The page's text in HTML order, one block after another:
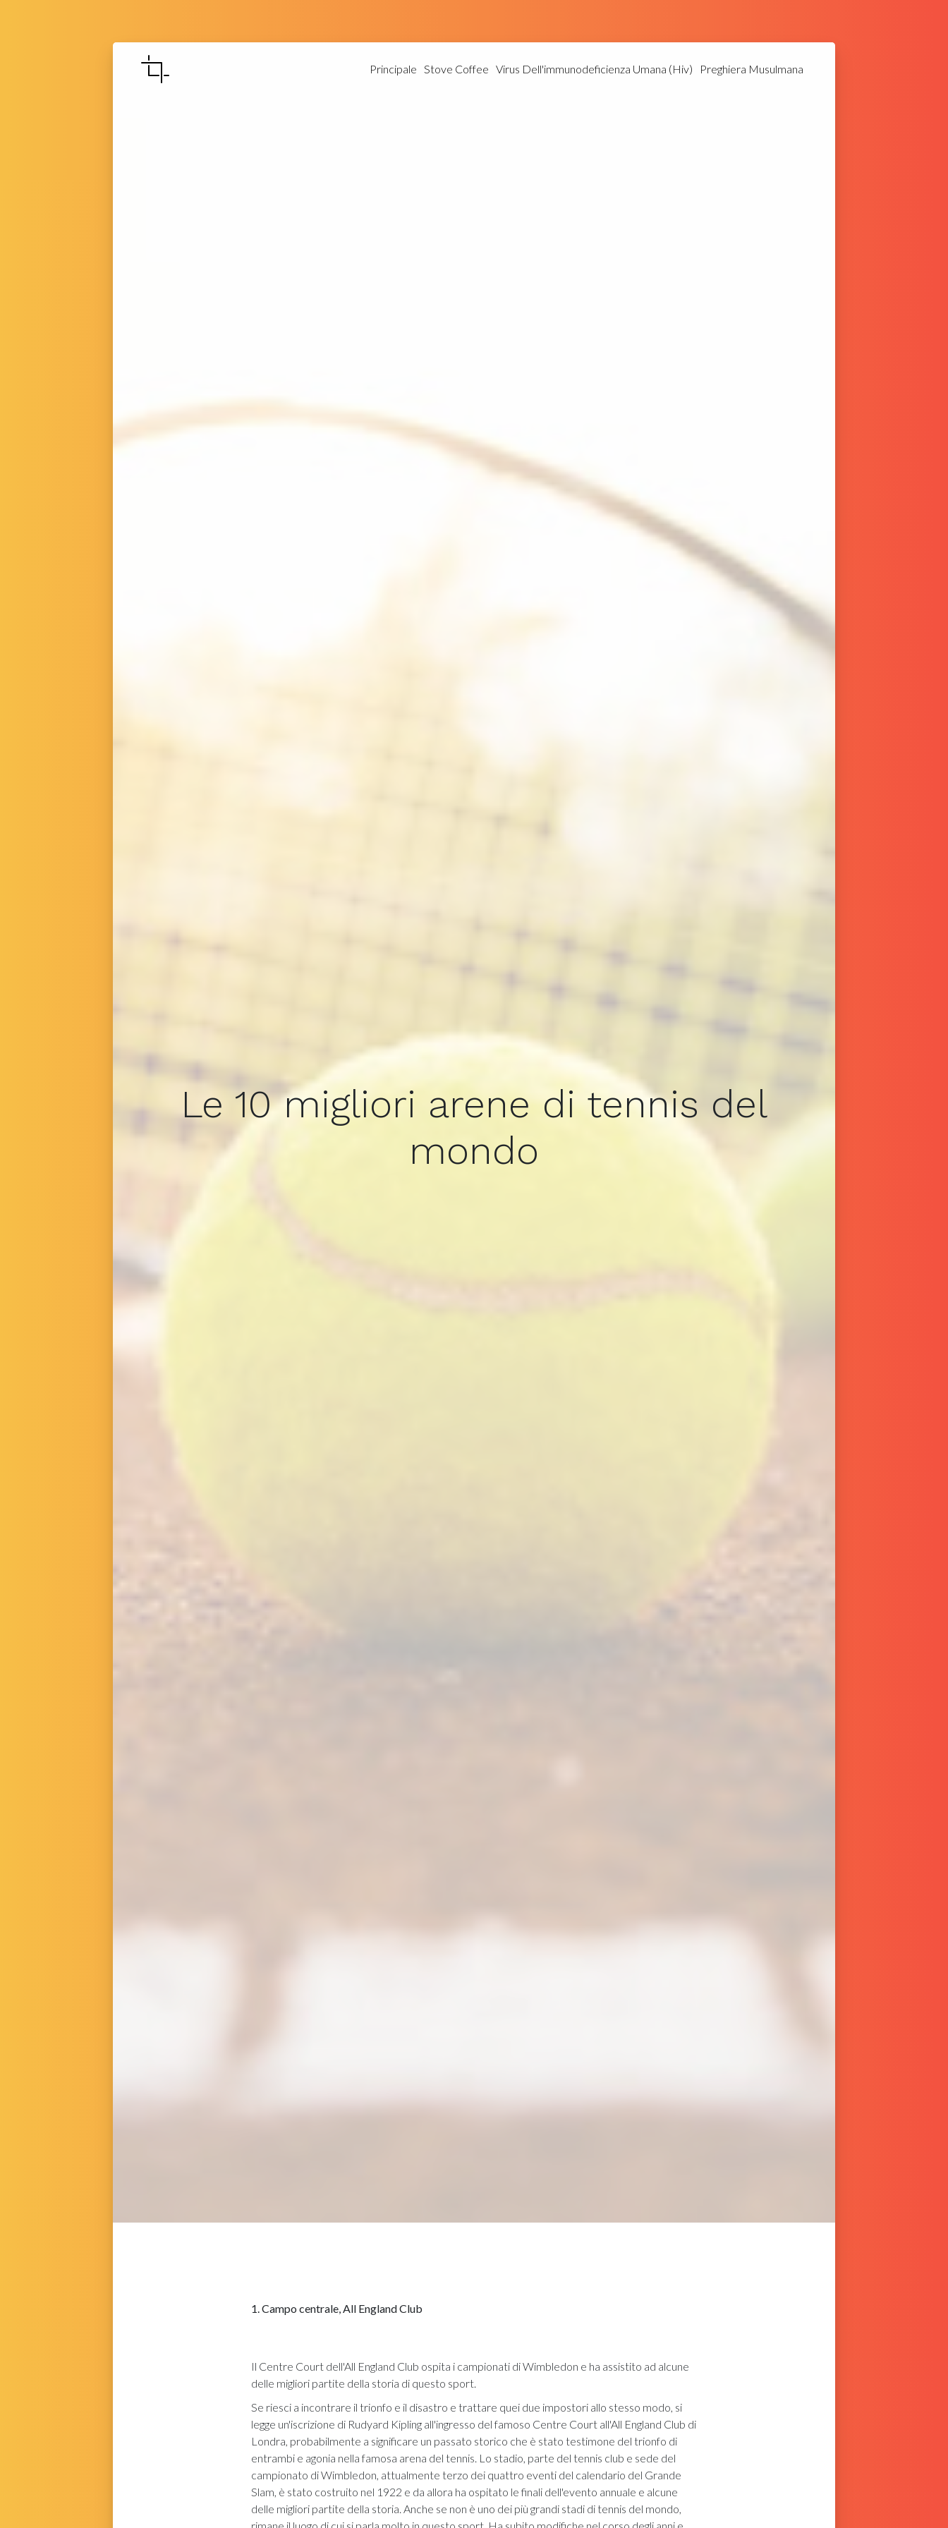
Principale Stove Coffee Virus Dell'immunodeficienza Umana (Hiv) Preghiera Musulmana
Le 10 migliori arene di tennis del
mondo
1. Campo centrale, All England Club
Il Centre Court dell'All England Club ospita i campionati di Wimbledon e ha assistito ad alcune
delle migliori partite della storia di questo sport.
Se riesci a incontrare il trionfo e il disastro e trattare quei due impostori allo stesso modo, si
legge un'iscrizione di Rudyard Kipling all'ingresso del famoso Centre Court all'All England Club di
Londra, probabilmente a significare un passato storico che è stato testimone del trionfo di
entrambi e agonia nella famosa arena del tennis. Lo stadio, parte del tennis club e sede del
campionato di Wimbledon, attualmente terzo dei quattro eventi del calendario del Grande
Slam, è stato costruito nel 1922 e da allora ha ospitato le finali dell'evento annuale e alcune
delle migliori partite della storia. Anche se non è uno dei più grandi stadi di tennis del mondo,